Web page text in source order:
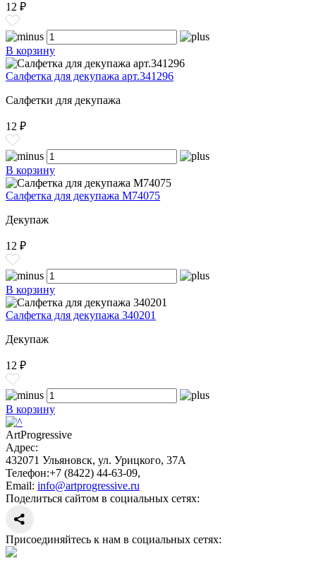
12 ₽
В корзину
Салфетка для декупажа арт.341296
Салфетки для декупажа
12 ₽
В корзину
Салфетка для декупажа М74075
Декупаж
12 ₽
В корзину
Салфетка для декупажа 340201
Декупаж
12 ₽
В корзину
ArtProgressive
Адрес:
432071 Ульяновск, ул. Урицкого, 37А
Телефон:+7 (8422) 44-63-09,
Email: info@artprogressive.ru
Поделиться сайтом в социальных сетях:
Присоединяйтесь к нам в социальных сетях: